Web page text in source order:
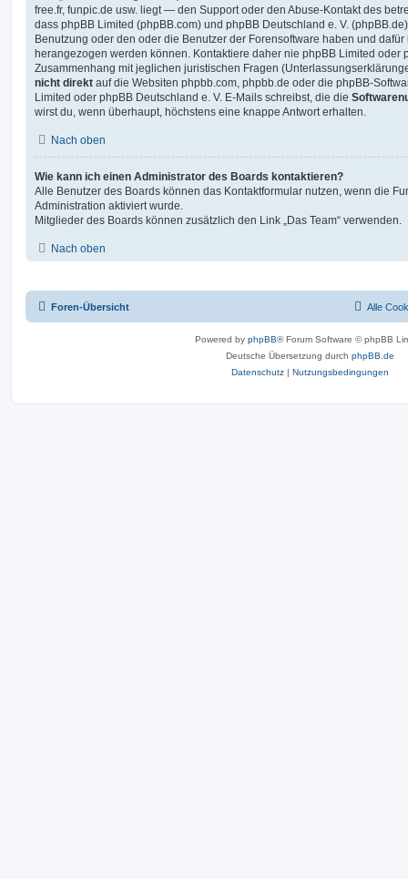
free.fr, funpic.de usw. liegt — den Support oder den Abuse-Kontakt des
dass phpBB Limited (phpBB.com) und phpBB Deutschland e. V.
Benutzung oder den oder die Benutzer der Forensoftware haben und
herangezogen werden können. Kontaktiere daher nie phpBB Limited oder
Zusammenhang mit jeglichen juristischen Fragen
nicht direkt auf die Websiten phpbb.com, phpbb.de oder die phpBB-
Limited oder phpBB Deutschland e. V. E-Mails schreibst, die die
wirst du, wenn überhaupt, höchstens eine knappe Antwort erhalten.
Nach oben
Wie kann ich einen Administrator des Boards kontaktieren?
Alle Benutzer des Boards können das Kontaktformular nutzen, wenn die
Administration aktiviert wurde.
Mitglieder des Boards können zusätzlich den Link „Das Team“ verwenden.
Nach oben
Foren-Übersicht Alle
Powered by phpBB® Forum Software © phpBB
Deutsche Übersetzung durch phpBB.de
Datenschutz | Nutzungsbedingungen